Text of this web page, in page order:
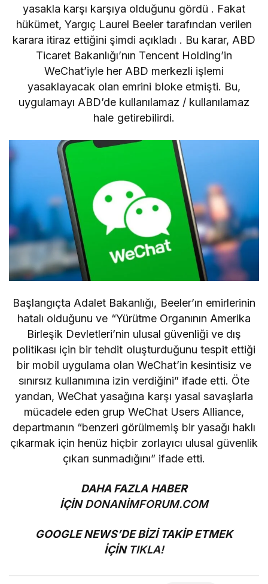
yasakla karşı karşıya olduğunu gördü . Fakat
hükümet, Yargıç Laurel Beeler tarafından verilen
karara itiraz ettiğini şimdi açıkladı . Bu karar, ABD
Ticaret Bakanlığı’nın Tencent Holding’in
WeChat’iyle her ABD merkezli işlemi
yasaklayacak olan emrini bloke etmişti. Bu,
uygulamayı ABD’de kullanılamaz / kullanılamaz
hale getirebilirdi.
Başlangıçta Adalet Bakanlığı, Beeler’ın emirlerinin
hatalı olduğunu ve “Yürütme Organının Amerika
Birleşik Devletleri’nin ulusal güvenliği ve dış
politikası için bir tehdit oluşturduğunu tespit ettiği
bir mobil uygulama olan WeChat’in kesintisiz ve
sınırsız kullanımına izin verdiğini” ifade etti. Öte
yandan, WeChat yasağına karşı yasal savaşlarla
mücadele eden grup WeChat Users Alliance,
departmanın “benzeri görülmemiş bir yasağı haklı
çıkarmak için henüz hiçbir zorlayıcı ulusal güvenlik
çıkarı sunmadığını” ifade etti.
DAHA FAZLA HABER
İÇİNDONANİMFORUM.COM
GOOGLE NEWS’DE BİZİ TAKİP ETMEK
İÇİN TIKLA!